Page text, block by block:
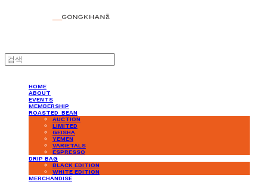
HOME
ABOUT
EVENTS
MEMBERSHIP
ROASTED_BEAN
AUCTION
LIMITED
GEISHA
YEMEN
VARIETALS
ESPRESSO
DRIP BAG
BLACK EDITION
WHITE EDITION
MERCHANDISE